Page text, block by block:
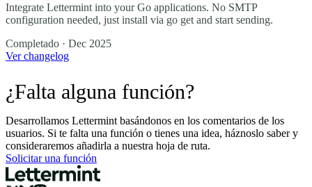
Integrate Lettermint into your Go applications. No SMTP
configuration needed, just install via go get and start sending.
Completado · Dec 2025
Ver changelog
¿Falta alguna función?
Desarrollamos Lettermint basándonos en los comentarios de los
usuarios. Si te falta una función o tienes una idea, háznoslo saber y
consideraremos añadirla a nuestra hoja de ruta.
Solicitar una función